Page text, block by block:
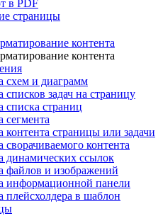
в PDF
страницы
контента
контента
схем и диаграмм
списков задач на страницу
списка страниц
сегмента
контента страницы или задачи
сворачиваемого контента
динамических ссылок
файлов и изображений
информационной панели
плейсхолдера в шаблон